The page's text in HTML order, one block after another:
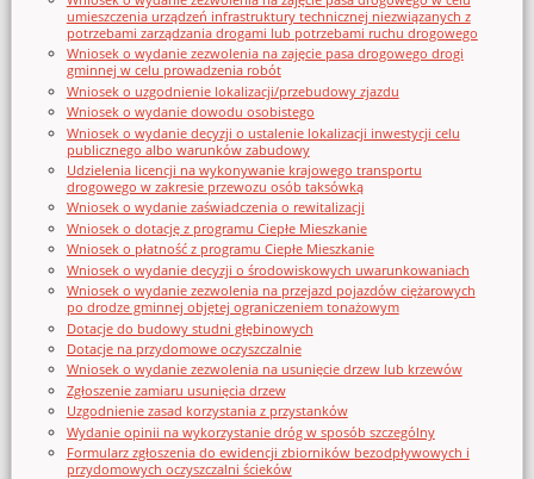
umieszczenia urządzeń infrastruktury technicznej niezwiązanych z
potrzebami zarządzania drogami lub potrzebami ruchu drogowego
Wniosek o wydanie zezwolenia na zajęcie pasa drogowego drogi
gminnej w celu prowadzenia robót
Wniosek o uzgodnienie lokalizacji/przebudowy zjazdu
Wniosek o wydanie dowodu osobistego
Wniosek o wydanie decyzji o ustalenie lokalizacji inwestycji celu
publicznego albo warunków zabudowy
Udzielenia licencji na wykonywanie krajowego transportu
drogowego w zakresie przewozu osób taksówką
Wniosek o wydanie zaświadczenia o rewitalizacji
Wniosek o dotację z programu Ciepłe Mieszkanie
Wniosek o płatność z programu Ciepłe Mieszkanie
Wniosek o wydanie decyzji o środowiskowych uwarunkowaniach
Wniosek o wydanie zezwolenia na przejazd pojazdów ciężarowych
po drodze gminnej objętej ograniczeniem tonażowym
Dotacje do budowy studni głębinowych
Dotacje na przydomowe oczyszczalnie
Wniosek o wydanie zezwolenia na usunięcie drzew lub krzewów
Zgłoszenie zamiaru usunięcia drzew
Uzgodnienie zasad korzystania z przystanków
Wydanie opinii na wykorzystanie dróg w sposób szczególny
Formularz zgłoszenia do ewidencji zbiorników bezodpływowych i
przydomowych oczyszczalni ścieków